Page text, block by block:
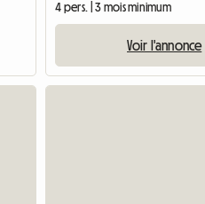
4 pers. | 3 mois minimum
Voir l'annonce